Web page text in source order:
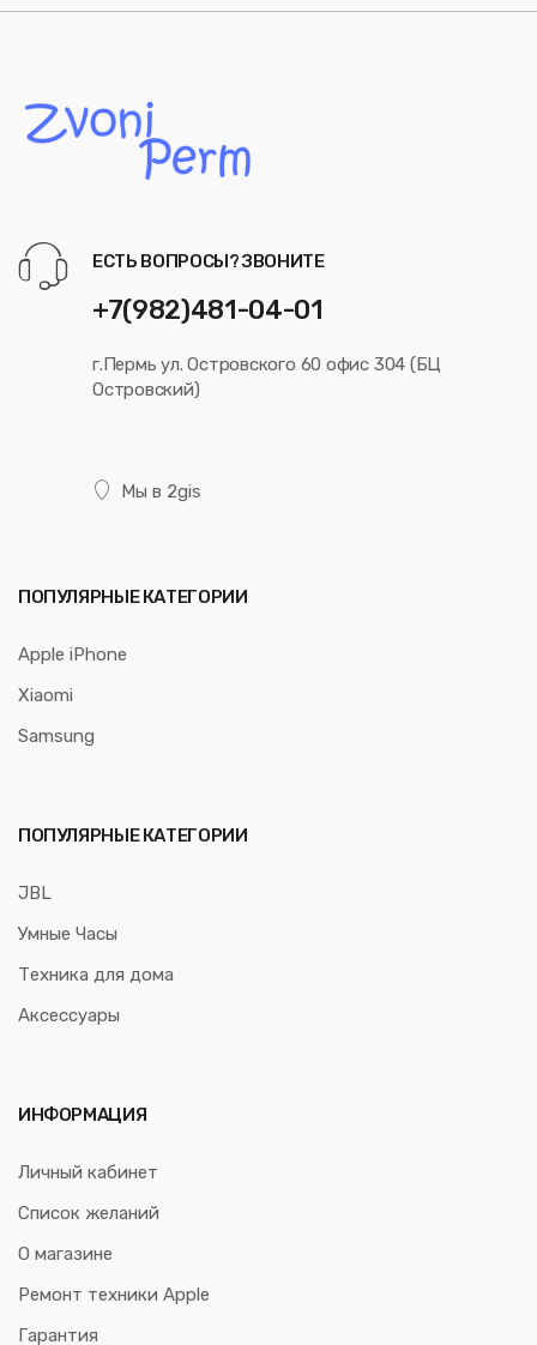
ЕСТЬ ВОПРОСЫ? ЗВОНИТЕ
+7(982)481-04-01
г.Пермь ул. Островского 60 офис 304 (БЦ
Островский)
Мы в 2gis
ПОПУЛЯРНЫЕ КАТЕГОРИИ
Apple iPhone
Xiaomi
Samsung
ПОПУЛЯРНЫЕ КАТЕГОРИИ
JBL
Умные Часы
Техника для дома
Аксессуары
ИНФОРМАЦИЯ
Личный кабинет
Список желаний
О магазине
Ремонт техники Apple
Гарантия